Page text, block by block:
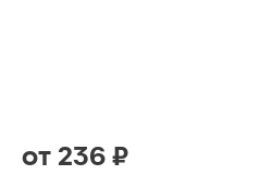
от 236 ₽